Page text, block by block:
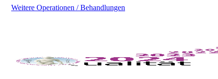
Weitere Operationen / Behandlungen